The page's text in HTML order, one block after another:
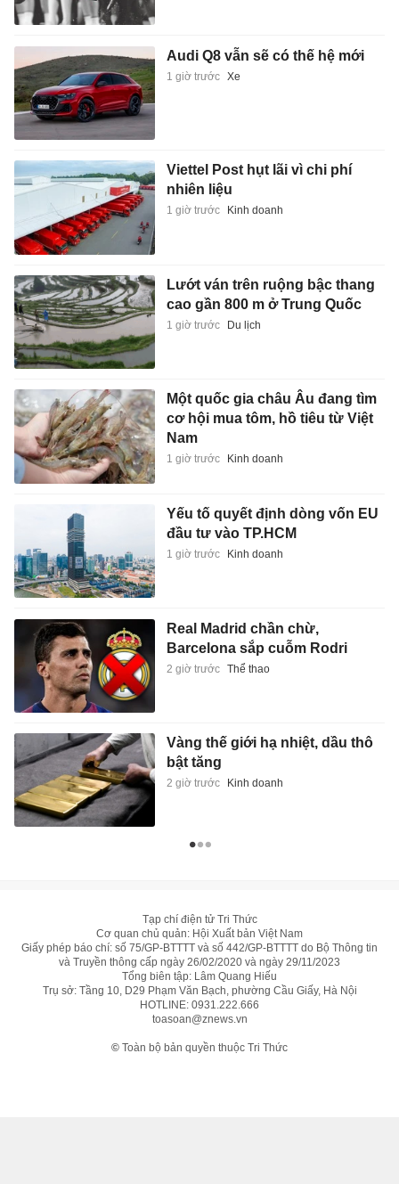
Audi Q8 vẫn sẽ có thế hệ mới
1 giờ trước Xe
Viettel Post hụt lãi vì chi phí
nhiên liệu
1 giờ trước Kinh doanh
Lướt ván trên ruộng bậc thang
cao gần 800 m ở Trung Quốc
1 giờ trước Du lịch
Một quốc gia châu Âu đang tìm
cơ hội mua tôm, hồ tiêu từ Việt
Nam
1 giờ trước Kinh doanh
Yếu tố quyết định dòng vốn EU
đầu tư vào TP.HCM
1 giờ trước Kinh doanh
Real Madrid chần chừ,
Barcelona sắp cuỗm Rodri
2 giờ trước Thể thao
Vàng thế giới hạ nhiệt, dầu thô
bật tăng
2 giờ trước Kinh doanh
Tạp chí điện tử Tri Thức
Cơ quan chủ quản: Hội Xuất bản Việt Nam
Giấy phép báo chí: số 75/GP-BTTTT và số 442/GP-BTTTT do Bộ Thông tin
và Truyền thông cấp ngày 26/02/2020 và ngày 29/11/2023
Tổng biên tập: Lâm Quang Hiếu
Trụ sở: Tầng 10, D29 Phạm Văn Bạch, phường Cầu Giấy, Hà Nội
HOTLINE: 0931.222.666
toasoan@znews.vn
© Toàn bộ bản quyền thuộc Tri Thức